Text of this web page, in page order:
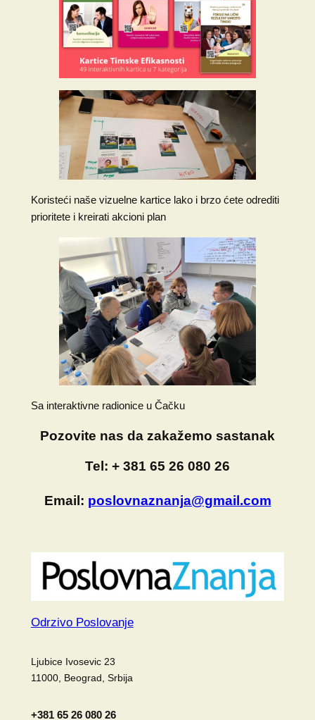
Koristeći naše vizuelne kartice lako i brzo ćete odrediti
prioritete i kreirati akcioni plan
Sa interaktivne radionice u Čačku
Pozovite nas da zakažemo sastanak
Tel: + 381 65 26 080 26
Email: poslovnaznanja@gmail.com
Odrzivo Poslovanje
Ljubice Ivosevic 23
11000, Beograd, Srbija
+381 65 26 080 26